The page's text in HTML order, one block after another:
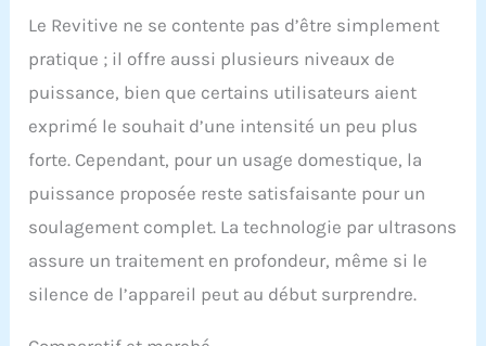
Le Revitive ne se contente pas d’être simplement
pratique ; il offre aussi plusieurs niveaux de
puissance, bien que certains utilisateurs aient
exprimé le souhait d’une intensité un peu plus
forte. Cependant, pour un usage domestique, la
puissance proposée reste satisfaisante pour un
soulagement complet. La technologie par ultrasons
assure un traitement en profondeur, même si le
silence de l’appareil peut au début surprendre.